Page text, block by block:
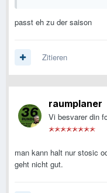
passt eh zu der saison
Zitieren
raumplaner
Vi besvarer din
man kann halt nur stosic
geht nicht gut.